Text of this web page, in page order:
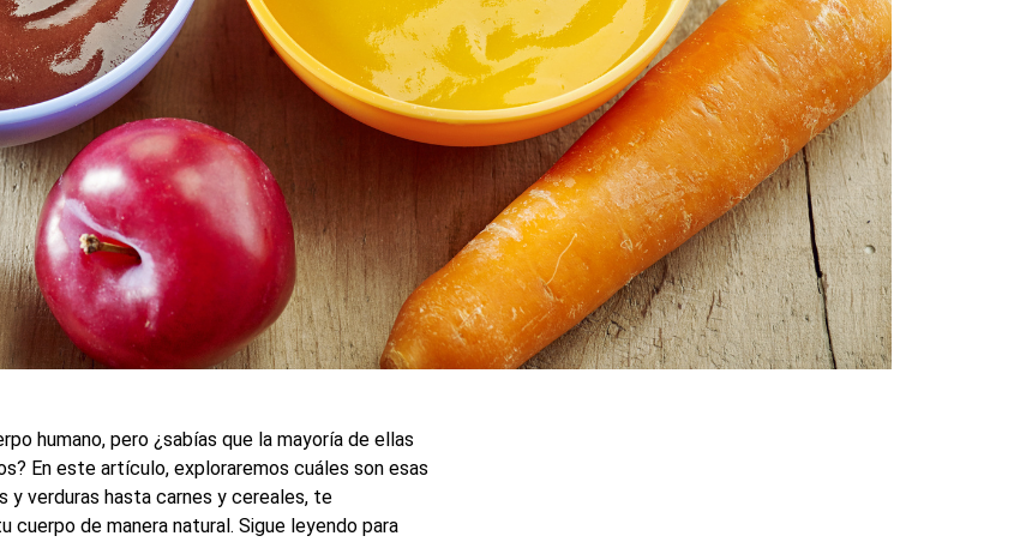
humano, pero ¿sabías que la mayoría de ellas
En este artículo, exploraremos cuáles son esas
y verduras hasta carnes y cereales, te
cuerpo de manera natural. Sigue leyendo para
EMBARAZO(4)
NOTICIAS(10)
PEDIATRIA(6)
Archivos
June 2024
May 2024